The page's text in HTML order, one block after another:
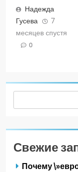
Надежда
Гусева
7
месяцев спустя
0
Свежие
Почему